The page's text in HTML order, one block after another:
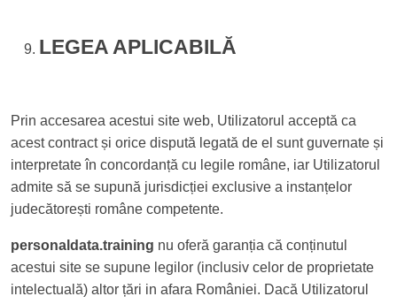
LEGEA APLICABILĂ
Prin accesarea acestui site web, Utilizatorul acceptă ca
acest contract și orice dispută legată de el sunt guvernate și
interpretate în concordanță cu legile române, iar Utilizatorul
admite să se supună jurisdicției exclusive a instanțelor
judecătorești române competente.
personaldata.training nu oferă garanția că conținutul
acestui site se supune legilor (inclusiv celor de proprietate
intelectuală) altor țări in afara României. Dacă Utilizatorul